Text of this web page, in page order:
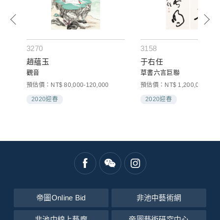
3270
趙蘊玉
觀音
預估價：NT$ 80,000-120,000
2020迎春
3158
于右任
草書六言巨聯
預估價：NT$ 1,200,000-
2020迎春
帝圖Online Bid 非池中藝術網